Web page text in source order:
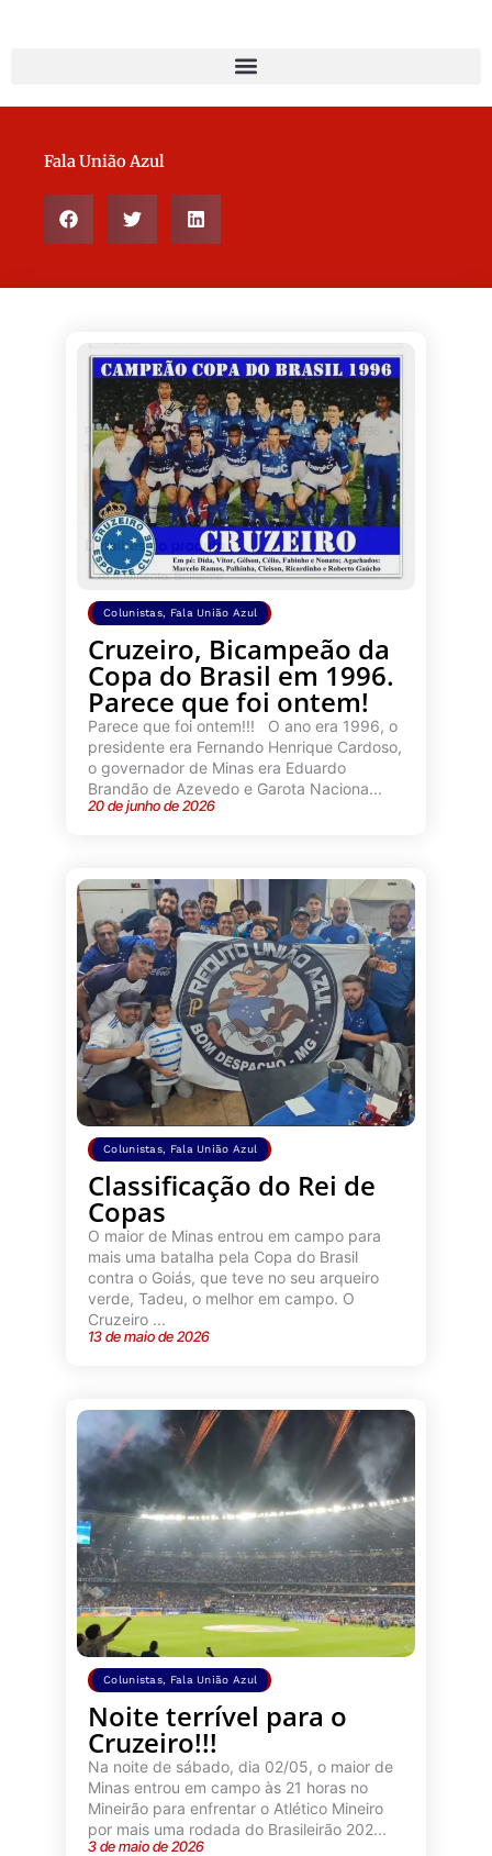
Fala União Azul
Colunistas, Fala União Azul
Cruzeiro, Bicampeão da
Copa do Brasil em 1996.
Parece que foi ontem!
Parece que foi ontem!!! O ano era 1996, o
presidente era Fernando Henrique Cardoso,
o governador de Minas era Eduardo
Brandão de Azevedo e Garota Naciona...
20 de junho de 2026
Colunistas, Fala União Azul
Classificação do Rei de
Copas
O maior de Minas entrou em campo para
mais uma batalha pela Copa do Brasil
contra o Goiás, que teve no seu arqueiro
verde, Tadeu, o melhor em campo. O
Cruzeiro ...
13 de maio de 2026
Colunistas, Fala União Azul
Noite terrível para o
Cruzeiro!!!
Na noite de sábado, dia 02/05, o maior de
Minas entrou em campo às 21 horas no
Mineirão para enfrentar o Atlético Mineiro
por mais uma rodada do Brasileirão 202...
3 de maio de 2026
PagePagePagePagePage